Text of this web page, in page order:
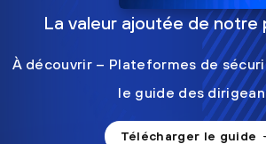
La valeur ajoutée de notre
À découvrir – Plateformes de
le guide des
Télécharger le guide